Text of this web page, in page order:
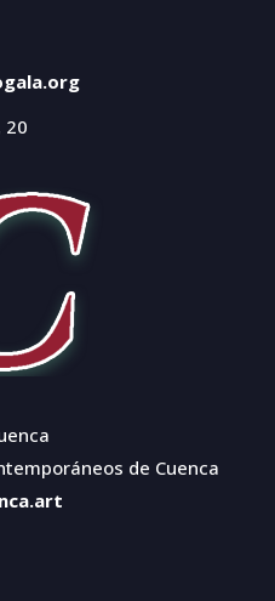
20
de Cuenca